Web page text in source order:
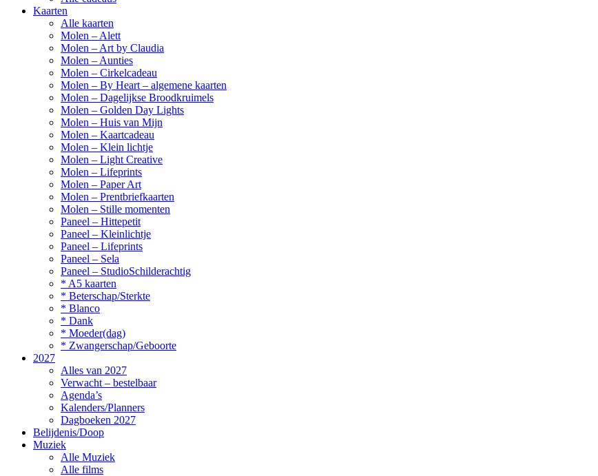
Kaarten
Alle kaarten
Molen – Alett
Molen – Art by Claudia
Molen – Aunties
Molen – Cirkelcadeau
Molen – By Heart – algemene kaarten
Molen – Dagelijkse Broodkruimels
Molen – Golden Day Lights
Molen – Huis van Mijn
Molen – Kaartcadeau
Molen – Klein lichtje
Molen – Light Creative
Molen – Lifeprints
Molen – Paper Art
Molen – Prentbriefkaarten
Molen – Stille momenten
Paneel – Hittepetit
Paneel – Kleinlichtje
Paneel – Lifeprints
Paneel – Sela
Paneel – StudioSchilderachtig
* A5 kaarten
* Beterschap/Sterkte
* Blanco
* Dank
* Moeder(dag)
* Zwangerschap/Geboorte
2027
Alles van 2027
Verwacht – bestelbaar
Agenda’s
Kalenders/Planners
Dagboeken 2027
Belijdenis/Doop
Muziek
Alle Muziek
Alle films